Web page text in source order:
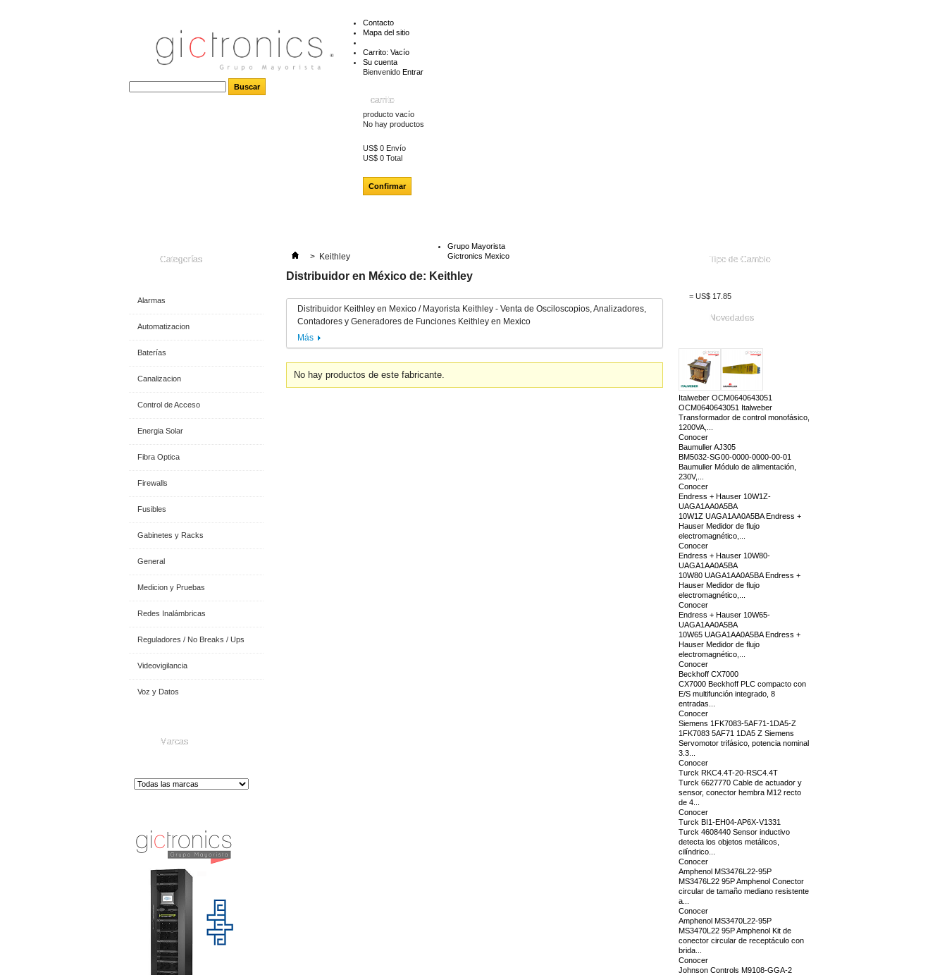
Contacto
Mapa del sitio
Carrito: Vacío
Su cuenta
Bienvenido Entrar
carrito
producto vacío
No hay productos
US$ 0 Envío
US$ 0 Total
Confirmar
Grupo Mayorista
Gictronics Mexico
Categorías
Alarmas
Automatizacion
Baterías
Canalizacion
Control de Acceso
Energia Solar
Fibra Optica
Firewalls
Fusibles
Gabinetes y Racks
General
Medicion y Pruebas
Redes Inalámbricas
Reguladores / No Breaks / Ups
Videovigilancia
Voz y Datos
Marcas
> Keithley
Distribuidor en México de: Keithley
Distribuidor Keithley en Mexico / Mayorista Keithley - Venta de Osciloscopios, Analizadores,
Contadores y Generadores de Funciones Keithley en Mexico
Más
No hay productos de este fabricante.
Tipo de Cambio
= US$17.85
Novedades
Italweber OCM0640643051
OCM0640643051 Italweber
Transformador de control monofásico,
1200VA,...
Conocer
Baumuller AJ305
BM5032-SG00-0000-0000-00-01
Baumuller Módulo de alimentación,
230V,...
Conocer
Endress + Hauser 10W1Z-
UAGA1AA0A5BA
10W1Z UAGA1AA0A5BA Endress +
Hauser Medidor de flujo
electromagnético,...
Conocer
Endress + Hauser 10W80-
UAGA1AA0A5BA
10W80 UAGA1AA0A5BA Endress +
Hauser Medidor de flujo
electromagnético,...
Conocer
Endress + Hauser 10W65-
UAGA1AA0A5BA
10W65 UAGA1AA0A5BA Endress +
Hauser Medidor de flujo
electromagnético,...
Conocer
Beckhoff CX7000
CX7000 Beckhoff PLC compacto con
E/S multifunción integrado, 8
entradas...
Conocer
Siemens 1FK7083-5AF71-1DA5-Z
1FK7083 5AF71 1DA5 Z Siemens
Servomotor trifásico, potencia nominal
3.3...
Conocer
Turck RKC4.4T-20-RSC4.4T
Turck 6627770 Cable de actuador y
sensor, conector hembra M12 recto
de 4...
Conocer
Turck BI1-EH04-AP6X-V1331
Turck 4608440 Sensor inductivo
detecta los objetos metálicos,
cilíndrico...
Conocer
Amphenol MS3476L22-95P
MS3476L22 95P Amphenol Conector
circular de tamaño mediano resistente
a...
Conocer
Amphenol MS3470L22-95P
MS3470L22 95P Amphenol Kit de
conector circular de receptáculo con
brida...
Conocer
Johnson Controls M9108-GGA-2